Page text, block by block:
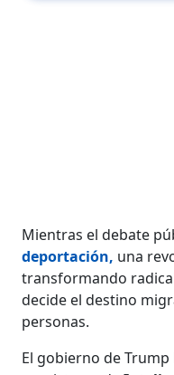
Mientras el debate
deportación, una
transformando
decide el destino
personas.
El gobierno de